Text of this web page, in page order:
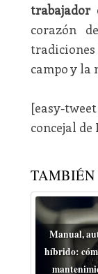
trabajador
corazón
tradiciones
campo y la
[easy-
concejal de
TAMBIÉN
Manual,
híbrido: